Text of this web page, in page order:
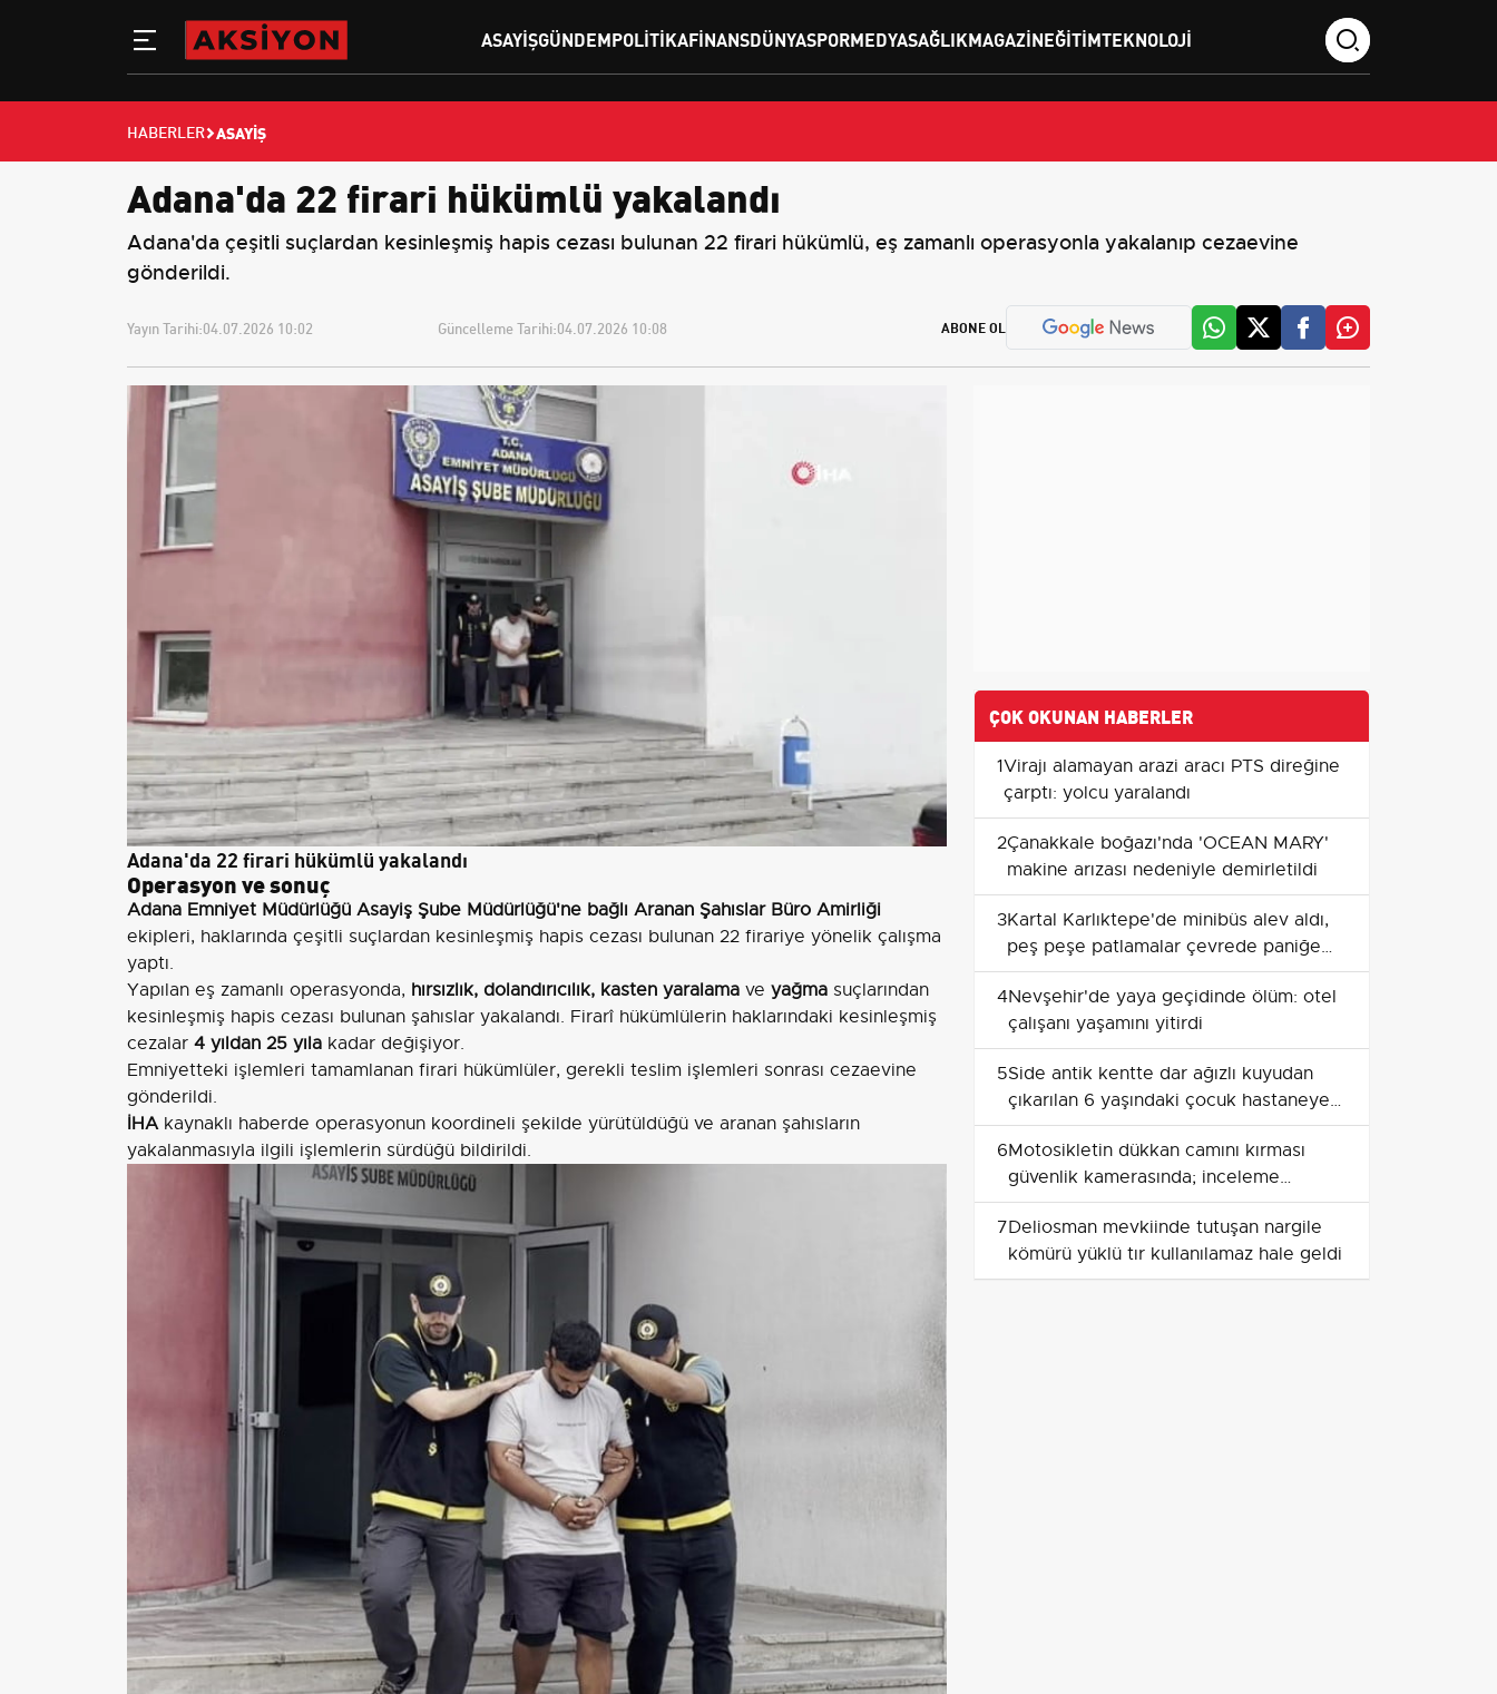
ASAYIŞGÜNDEMPOLITIKAFINANSDÜNYASPORMEDYASAĞLIKMAGAZINEĞITIMTEKNOLOJI
HABERLER ASAYIŞ
Adana'da 22 firari hükümlü yakalandı
Adana'da çeşitli suçlardan kesinleşmiş hapis cezası bulunan 22 firari hükümlü, eş zamanlı operasyonla yakalanıp cezaevine
gönderildi.
Yayın Tarihi:04.07.2026 10:02 Güncelleme Tarihi:04.07.2026 10:08 ABONE OL
Adana'da 22 firari hükümlü yakalandı
Operasyon ve sonuç
Adana Emniyet Müdürlüğü Asayiş Şube Müdürlüğü'ne bağlı Aranan Şahıslar Büro Amirliği
ekipleri, haklarında çeşitli suçlardan kesinleşmiş hapis cezası bulunan 22 firariye yönelik çalışma
yaptı.
Yapılan eş zamanlı operasyonda, hırsızlık, dolandırıcılık, kasten yaralama ve yağma suçlarından
kesinleşmiş hapis cezası bulunan şahıslar yakalandı. Firarî hükümlülerin haklarındaki kesinleşmiş
cezalar 4 yıldan 25 yıla kadar değişiyor.
Emniyetteki işlemleri tamamlanan firari hükümlüler, gerekli teslim işlemleri sonrası cezaevine
gönderildi.
İHAkaynaklı haberde operasyonun koordineli şekilde yürütüldüğü ve aranan şahısların
yakalanmasıyla ilgili işlemlerin sürdüğü bildirildi.
ÇOK OKUNAN HABERLER
1Virajı alamayan arazi aracı PTS direğine
çarptı: yolcu yaralandı
2Çanakkale boğazı'nda 'OCEAN MARY'
makine arızası nedeniyle demirletildi
3Kartal Karlıktepe'de minibüs alev aldı,
peş peşe patlamalar çevrede paniğe
yol açtı
4Nevşehir'de yaya geçidinde ölüm: otel
çalışanı yaşamını yitirdi
5Side antik kentte dar ağızlı kuyudan
çıkarılan 6 yaşındaki çocuk hastaneye
götürüldü
6Motosikletin dükkan camını kırması
güvenlik kamerasında; inceleme
sırasında bıçaklı arbede
7Deliosman mevkiinde tutuşan nargile
kömürü yüklü tır kullanılamaz hale geldi